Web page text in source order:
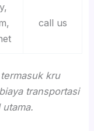
call us
kru
transportasi